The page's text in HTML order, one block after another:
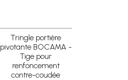
Tringle portière
pivotante BOCAMA -
Tige pour
renfoncement
contre-coudée